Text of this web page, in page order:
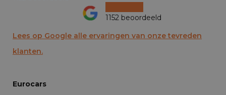
1152 beoordeeld
Lees op Google alle ervaringen van onze tevreden
klanten.
Eurocars